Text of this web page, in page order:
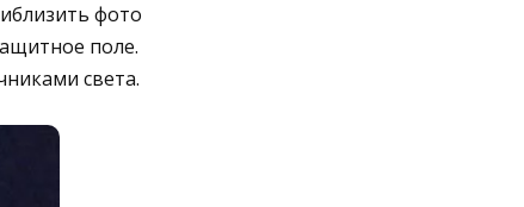
фото
поле.
света.